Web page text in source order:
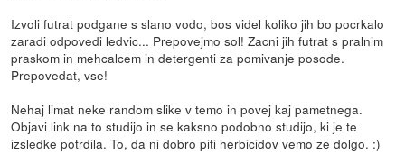
Izvoli futrat podgane s slano vodo, bos videl koliko jih bo pocrkalo
zaradi odpovedi ledvic... Prepovejmo sol! Zacni jih futrat s pralnim
praskom in mehcalcem in detergenti za pomivanje posode.
Prepovedat, vse!
Nehaj limat neke random slike v temo in povej kaj pametnega.
Objavi link na to studijo in se kaksno podobno studijo, ki je te
izsledke potrdila. To, da ni dobro piti herbicidov vemo ze dolgo. :)